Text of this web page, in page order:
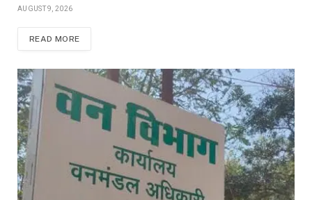
AUGUST 9, 2026
READ MORE